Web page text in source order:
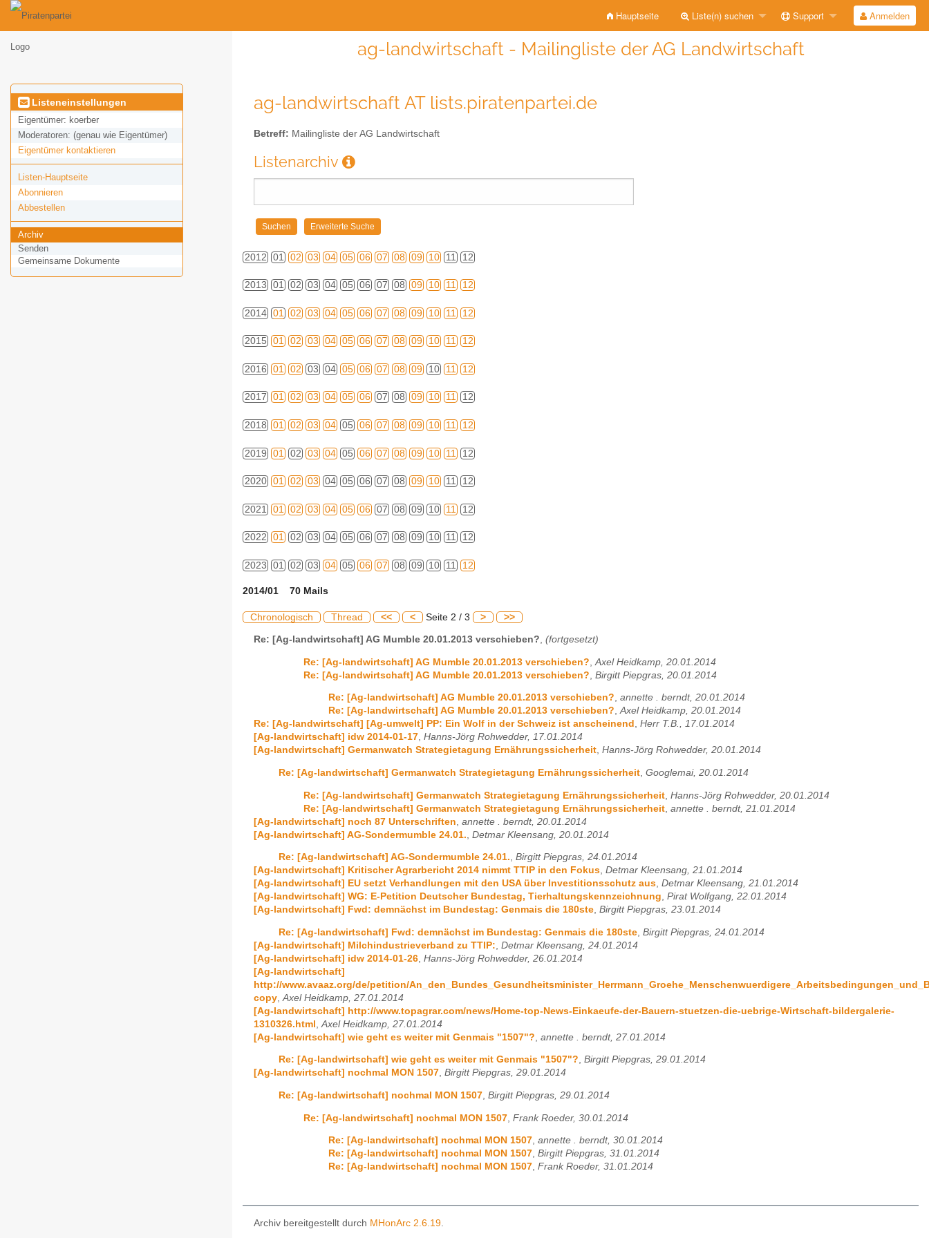
Hauptseite Liste(n) suchen Support Anmelden
ag-landwirtschaft - Mailingliste der AG Landwirtschaft
Listeneinstellungen
Eigentümer: koerber
Moderatoren: (genau wie Eigentümer)
Eigentümer kontaktieren
Listen-Hauptseite
Abonnieren
Abbestellen
Archiv
Senden
Gemeinsame Dokumente
ag-landwirtschaft AT lists.piratenpartei.de
Betreff: Mailingliste der AG Landwirtschaft
Listenarchiv
2012 01 02 03 04 05 06 07 08 09 10 11 12
2013 01 02 03 04 05 06 07 08 09 10 11 12
2014 01 02 03 04 05 06 07 08 09 10 11 12
2015 01 02 03 04 05 06 07 08 09 10 11 12
2016 01 02 03 04 05 06 07 08 09 10 11 12
2017 01 02 03 04 05 06 07 08 09 10 11 12
2018 01 02 03 04 05 06 07 08 09 10 11 12
2019 01 02 03 04 05 06 07 08 09 10 11 12
2020 01 02 03 04 05 06 07 08 09 10 11 12
2021 01 02 03 04 05 06 07 08 09 10 11 12
2022 01 02 03 04 05 06 07 08 09 10 11 12
2023 01 02 03 04 05 06 07 08 09 10 11 12
2014/01 70 Mails
Chronologisch Thread << < Seite 2 / 3 > >>
Re: [Ag-landwirtschaft] AG Mumble 20.01.2013 verschieben?, (fortgesetzt)
Re: [Ag-landwirtschaft] AG Mumble 20.01.2013 verschieben? Axel Heidkamp, 20.01.2014
Re: [Ag-landwirtschaft] AG Mumble 20.01.2013 verschieben? Birgitt Piepgras, 20.01.2014
Re: [Ag-landwirtschaft] AG Mumble 20.01.2013 verschieben?, annette . berndt, 20.01.2014
Re: [Ag-landwirtschaft] AG Mumble 20.01.2013 verschieben?,Axel Heidkamp, 20.01.2014
Re: [Ag-landwirtschaft] [Ag-umwelt] PP: Ein Wolf in der Schweiz ist anscheinend , Herr T.B., 17.01.2014
[Ag-landwirtschaft] idw 2014-01-17, Hanns-Jörg Rohwedder, 17.01.2014
[Ag-landwirtschaft] Germanwatch Strategietagung Ernährungssicherheit, Hanns-Jörg Rohwedder, 20.01.2014
Re: [Ag-landwirtschaft] Germanwatch Strategietagung Ernährungssicherheit, Googlemai, 20.01.2014
Re: [Ag-landwirtschaft] Germanwatch Strategietagung Ernährungssicherheit Hanns-Jörg Rohwedder, 20.01.2014
Re: [Ag-landwirtschaft] Germanwatch Strategietagung Ernährungssicherheit annette . berndt, 21.01.2014
[Ag-landwirtschaft] noch 87 Unterschriften annette . berndt, 20.01.2014
[Ag-landwirtschaft] AG-Sondermumble 24.01. Detmar Kleensang, 20.01.2014
Re: [Ag-landwirtschaft] AG-Sondermumble 24.01., Birgitt Piepgras, 24.01.2014
[Ag-landwirtschaft] Kritischer Agrarbericht 2014 nimmt TTIP in den Fokus, Detmar Kleensang, 21.01.2014
[Ag-landwirtschaft] EU setzt Verhandlungen mit den USA über Investitionsschutz aus, Detmar Kleensang, 21.01.2014
[Ag-landwirtschaft] WG: E-Petition Deutscher Bundestag, Tierhaltungskennzeichnung, Pirat Wolfgang, 22.01.2014
[Ag-landwirtschaft] Fwd: demnächst im Bundestag: Genmais die 180ste, Birgitt Piepgras, 23.01.2014
Re: [Ag-landwirtschaft] Fwd: demnächst im Bundestag: Genmais die 180ste Birgitt Piepgras, 24.01.2014
[Ag-landwirtschaft] Milchindustrieverband zu TTIP: Detmar Kleensang, 24.01.2014
[Ag-landwirtschaft] idw 2014-01-26 Hanns-Jörg Rohwedder, 26.01.2014
[Ag-landwirtschaft]
http://www.avaaz.org/de/petition/
copy Axel Heidkamp, 27.01.2014
[Ag-landwirtschaft] http://www.topagrar.com/news/Home-top-News-Einkaeufe-der-Bauern-stuetzen-die-uebrige-Wirtschaft-bildergalerie-
1310326.html
Axel Heidkamp, 27.01.2014
[Ag-landwirtschaft] wie geht es weiter mit Genmais "1507"? annette . berndt, 27.01.2014
Re: [Ag-landwirtschaft] wie geht es weiter mit Genmais "1507"?, Birgitt Piepgras, 29.01.2014
[Ag-landwirtschaft] nochmal MON 1507, Birgitt Piepgras, 29.01.2014
Re: [Ag-landwirtschaft] nochmal MON 1507 Birgitt Piepgras, 29.01.2014
Re: [Ag-landwirtschaft] nochmal MON 1507 Frank Roeder, 30.01.2014
Re: [Ag-landwirtschaft] nochmal MON 1507, annette . berndt, 30.01.2014
Re: [Ag-landwirtschaft] nochmal MON 1507, Birgitt Piepgras, 31.01.2014
Re: [Ag-landwirtschaft] nochmal MON 1507, Frank Roeder, 31.01.2014
Archiv bereitgestellt durch MHonArc 2.6.19